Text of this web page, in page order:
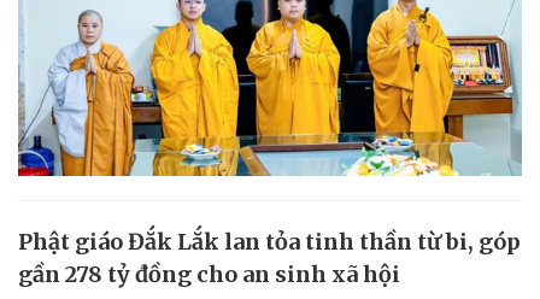
Phật giáo Đắk Lắk lan tỏa tinh thần từ bi, góp
gần 278 tỷ đồng cho an sinh xã hội